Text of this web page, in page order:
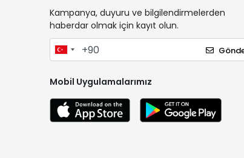
Kampanya, duyuru ve bilgilendirmelerden
haberdar olmak için kayıt olun.
Mobil Uygulamalarımız